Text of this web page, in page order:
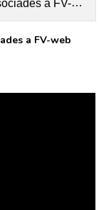
a FV-web.pdf
a FV-web